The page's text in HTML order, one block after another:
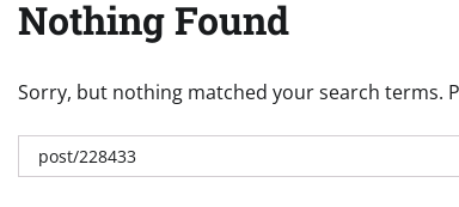
Nothing Found
Sorry, but nothing matched your search terms.
Otsi: